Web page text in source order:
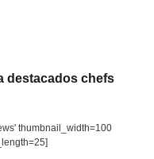
destacados chefs
thumbnail_width=100